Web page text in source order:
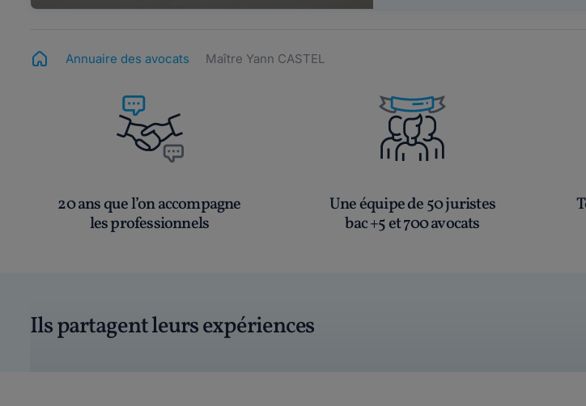
Annuaire des avocats Maître Yann CASTEL
20 ans que l’on accompagne
les professionnels
Une équipe de 50 juristes
bac +5 et 700 avocats
Ils partagent leurs expériences